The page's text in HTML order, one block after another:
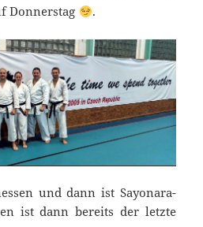
Donnerstag
.
und dann ist Sayonara-
ist dann bereits der letzte